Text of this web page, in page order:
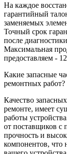
На каждое
гарантийный
заменяемых
Точный срок
после
Максимальная
предоставляем -
Какие запасные
ремонтных работ?
Качество
ремонте, имеет
работы
от поставщиков с
прочность и
компонентов, что